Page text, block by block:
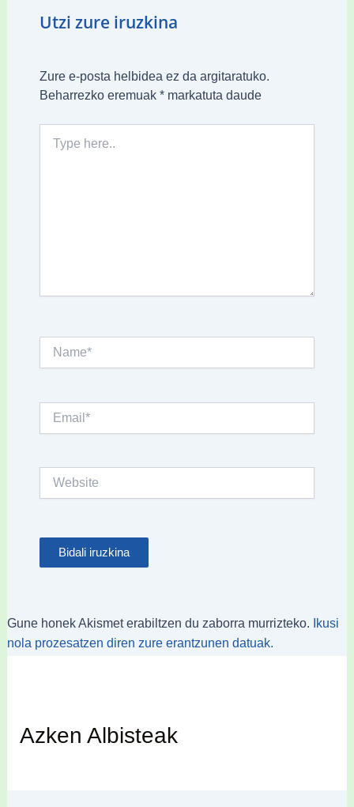
Utzi zure iruzkina
Zure e-posta helbidea ez da argitaratuko.
Beharrezko eremuak *markatuta daude
here..
Website
Gune honek Akismet erabiltzen du zaborra murrizteko.
Ikusi
nola prozesatzen diren zure erantzunen datuak.
Azken Albisteak